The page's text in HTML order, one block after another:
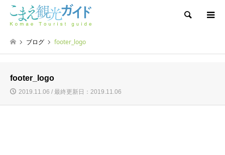
検索
ブログ footer_logo
footer_logo
2019.11.06 / 最終更新日：2019.11.06